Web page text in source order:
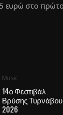
ευρώ στο
Music
14ο Φεστιβάλ
Βρύσης Τυρνάβου
2026